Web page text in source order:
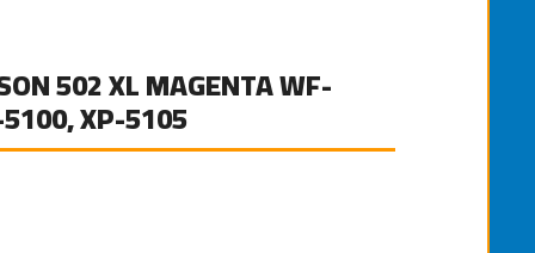
502 XL MAGENTA WF-
XP-5105